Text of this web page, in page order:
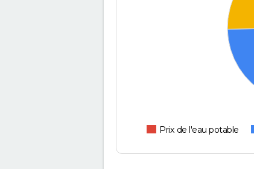
Prix de l'eau potable